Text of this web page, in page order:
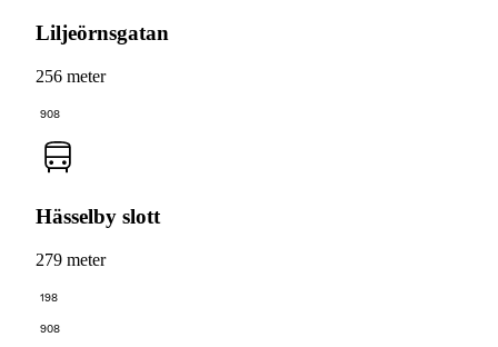
Liljeörnsgatan
256 meter
908
Hässelby slott
279 meter
198
908